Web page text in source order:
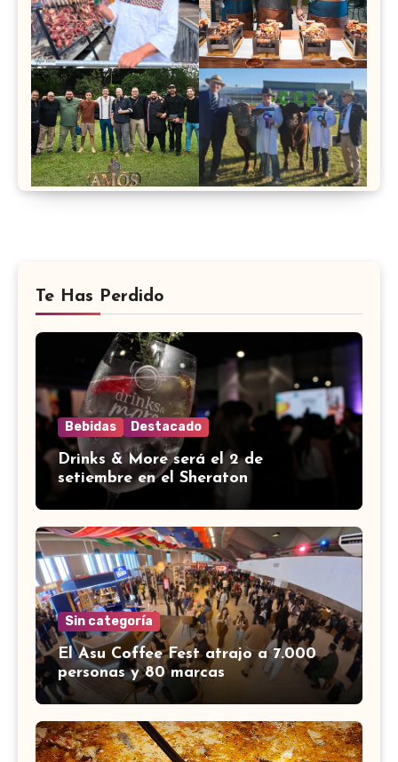
Te Has Perdido
Bebidas Destacado
Drinks & More será el 2 de
setiembre en el Sheraton
Sin categoría
El Asu Coffee Fest atrajo a 7.000
personas y 80 marcas